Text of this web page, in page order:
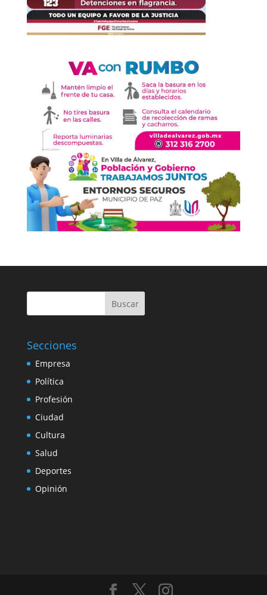
Buscar
Secciones
Empresa
Política
Profesión
Ciudad
Cultura
Salud
Deportes
Opinión